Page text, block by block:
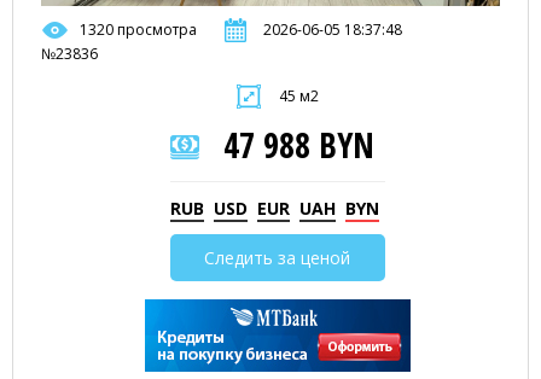
1320 просмотра
2026-06-05 18:37:48
№23836
45 м2
47 988 BYN
RUB USD EUR UAH BYN
Следить за ценой